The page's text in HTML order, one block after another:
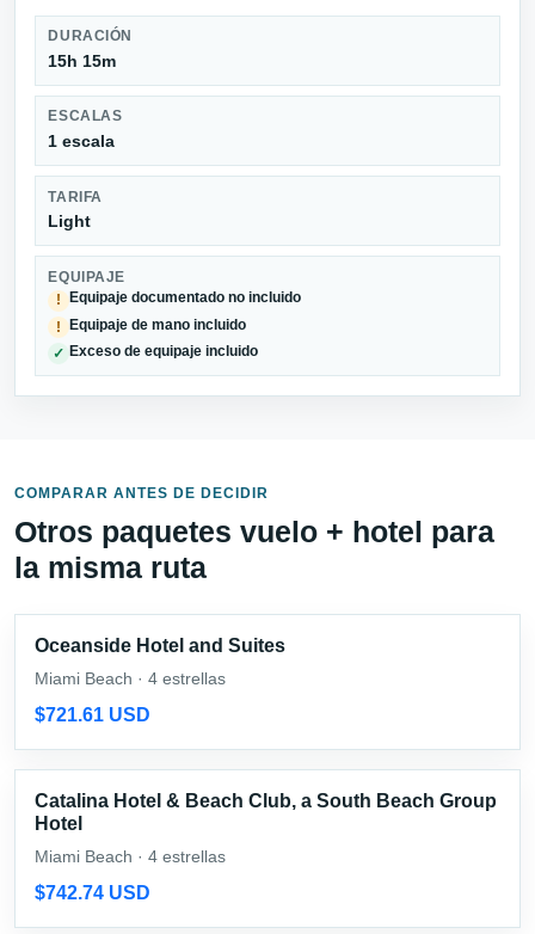
DURACIÓN
15h 15m
ESCALAS
1 escala
TARIFA
Light
EQUIPAJE
!
Equipaje documentado no incluido
! Equipaje de mano incluido
✓ Exceso de equipaje incluido
COMPARAR ANTES DE DECIDIR
Otros paquetes vuelo + hotel para
la misma ruta
Oceanside Hotel and Suites
Miami Beach · 4 estrellas
$721.61 USD
Catalina Hotel & Beach Club, a South Beach Group
Hotel
Miami Beach · 4 estrellas
$742.74 USD